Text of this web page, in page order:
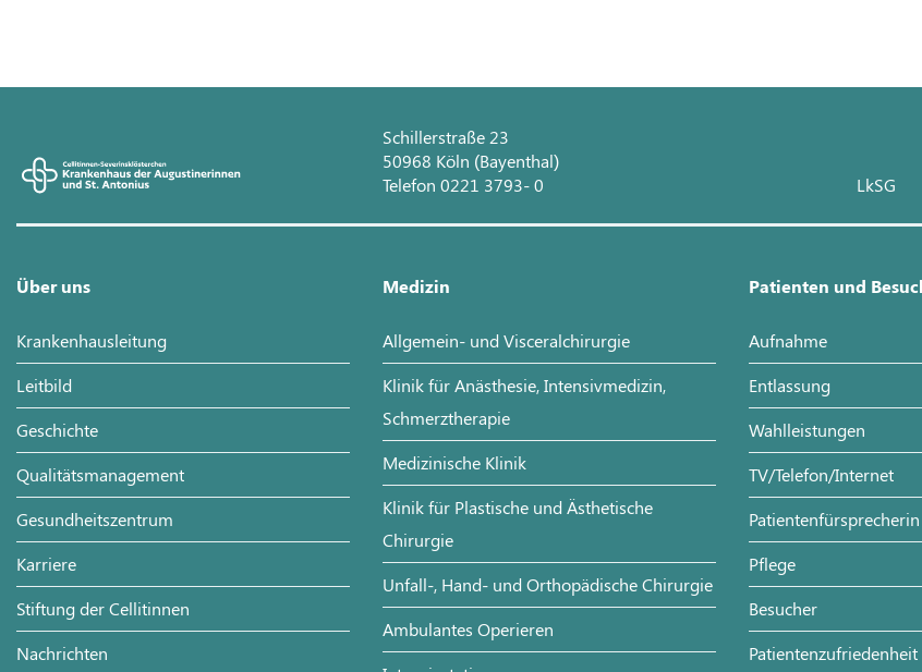
Schillerstraße 23
50968 Köln (Bayenthal)
Telefon 0221 3793- 0
LkSG
Über uns
Krankenhausleitung
Leitbild
Geschichte
Qualitätsmanagement
Gesundheitszentrum
Karriere
Stiftung der Cellitinnen
Nachrichten
Medizin
Allgemein- und Visceralchirurgie
Klinik für Anästhesie, Intensivmedizin,
Schmerztherapie
Medizinische Klinik
Klinik für Plastische und Ästhetische
Chirurgie
Unfall-, Hand- und Orthopädische Chirurgie
Ambulantes Operieren
Patienten und
Aufnahme
Entlassung
Wahlleistungen
TV/Telefon/Internet
Patientenfürsprecherin
Pflege
Besucher
Patientenzufriedenheit